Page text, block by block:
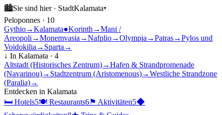
🏙Sie sind hier · StadtKalamata▾
Peloponnes · 10
Gythio→Kalamata●Korinth →Mani /
Areopoli →Monemvasia →Nafplio→Olympia →Patras→Pylos und
Voidokilia → Sparta →
↓ In Kalamata · 4
Altstadt (Historisches Zentrum)→Hafen & Strandpromenade
(Navarinou)→ Stadtzentrum (Aristomenous)→Westliche Strandzone
(Paralia)→
Entdecken in Kalamata
🛏 Hotels5🍽 Restaurants6⚑ Aktivitäten5◆